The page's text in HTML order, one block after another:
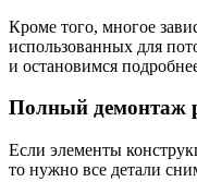
Кроме того, многое
использованных для
и остановимся
Полный демонтаж
Если элементы
то нужно все детали